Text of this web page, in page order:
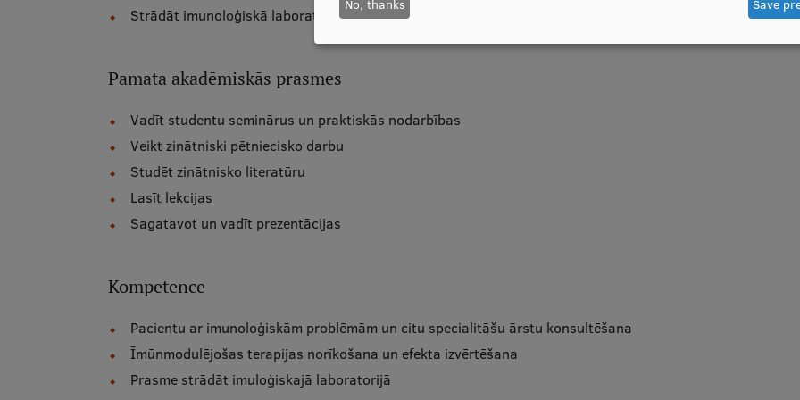
Strādāt imunoloģiskā laboratorijā
Pamata akadēmiskās prasmes
Vadīt studentu seminārus un praktiskās nodarbības
Veikt zinātniski pētniecisko darbu
Studēt zinātnisko literatūru
Lasīt lekcijas
Sagatavot un vadīt prezentācijas
Kompetence
Pacientu ar imunoloģiskām problēmām un citu specialitāšu ārstu konsultēšana
Īmūnmodulējošas terapijas norīkošana un efekta izvērtēšana
Prasme strādāt imuloģiskajā laboratorijā
No, thanks Save